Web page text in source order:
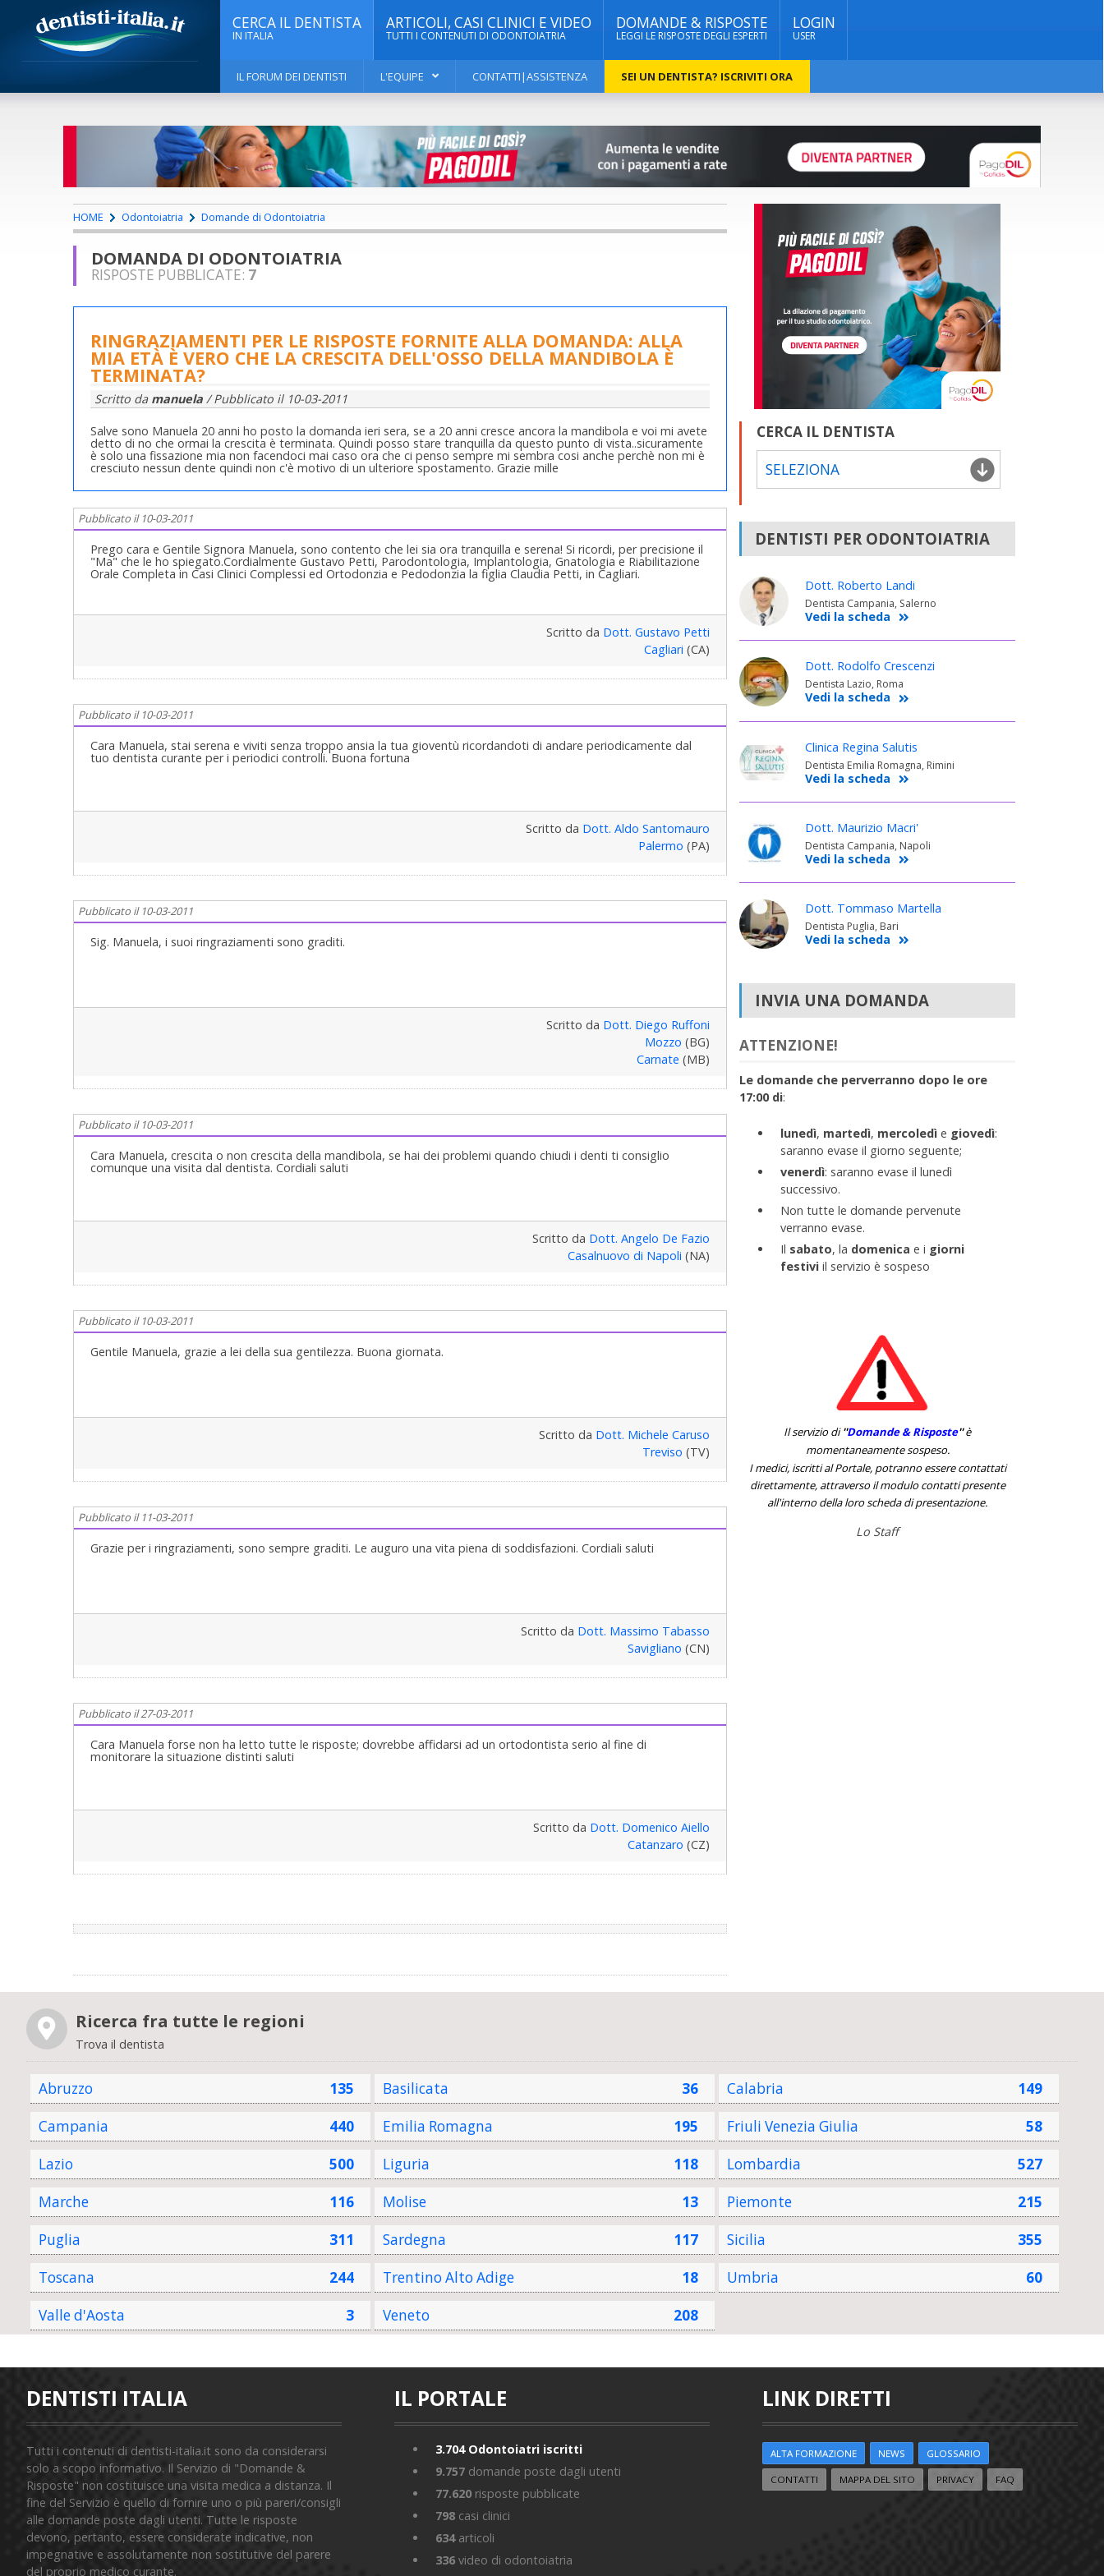
CERCA IL DENTISTA
IN ITALIA
ARTICOLI, CASI CLINICI E VIDEO
TUTTI I CONTENUTI DI ODONTOIATRIA
DOMANDE & RISPOSTE
LEGGI LE RISPOSTE DEGLI ESPERTI
LOGIN
USER
IL FORUM DEI DENTISTI L'EQUIPE CONTATTI|ASSISTENZA SEI UN DENTISTA? ISCRIVITI ORA
HOME Odontoiatria Domande di Odontoiatria
DOMANDA DI ODONTOIATRIA
RISPOSTE PUBBLICATE: 7
RINGRAZIAMENTI PER LE RISPOSTE FORNITE ALLA DOMANDA: ALLA
MIA ETÀ È VERO CHE LA CRESCITA DELL'OSSO DELLA MANDIBOLA È
TERMINATA?
Scritto da manuela / Pubblicato il 10-03-2011
Salve sono Manuela 20 anni ho posto la domanda ieri sera, se a 20 anni cresce ancora la mandibola e voi mi avete
detto di no che ormai la crescita è terminata. Quindi posso stare tranquilla da questo punto di vista..sicuramente
è solo una fissazione mia non facendoci mai caso ora che ci penso sempre mi sembra cosi anche perchè non mi è
cresciuto nessun dente quindi non c'è motivo di un ulteriore spostamento. Grazie mille
Pubblicato il 10-03-2011
Prego cara e Gentile Signora Manuela, sono contento che lei sia ora tranquilla e serena! Si ricordi, per precisione il
"Ma" che le ho spiegato.Cordialmente Gustavo Petti, Parodontologia, Implantologia, Gnatologia e Riabilitazione
Orale Completa in Casi Clinici Complessi ed Ortodonzia e Pedodonzia la figlia Claudia Petti, in Cagliari.
Scritto da Dott. Gustavo Petti
Cagliari (CA)
Pubblicato il 10-03-2011
Cara Manuela, stai serena e viviti senza troppo ansia la tua gioventù ricordandoti di andare periodicamente dal
tuo dentista curante per i periodici controlli. Buona fortuna
Scritto da Dott. Aldo Santomauro
Palermo (PA)
Pubblicato il 10-03-2011
Sig. Manuela, i suoi ringraziamenti sono graditi.
Scritto da Dott. Diego Ruffoni
Mozzo (BG)
Carnate (MB)
Pubblicato il 10-03-2011
Cara Manuela, crescita o non crescita della mandibola, se hai dei problemi quando chiudi i denti ti consiglio
comunque una visita dal dentista. Cordiali saluti
Scritto da Dott. Angelo De Fazio
Casalnuovo di Napoli (NA)
Pubblicato il 10-03-2011
Gentile Manuela, grazie a lei della sua gentilezza. Buona giornata.
Scritto da Dott. Michele Caruso
Treviso (TV)
Pubblicato il 11-03-2011
Grazie per i ringraziamenti, sono sempre graditi. Le auguro una vita piena di soddisfazioni. Cordiali saluti
Scritto da Dott. Massimo Tabasso
Savigliano (CN)
Pubblicato il 27-03-2011
Cara Manuela forse non ha letto tutte le risposte; dovrebbe affidarsi ad un ortodontista serio al fine di
monitorare la situazione distinti saluti
Scritto da Dott. Domenico Aiello
Catanzaro (CZ)
CERCA IL DENTISTA
SELEZIONA
DENTISTI PER ODONTOIATRIA
Dott. Roberto Landi
Dentista Campania, Salerno
Vedi la scheda
Dott. Rodolfo Crescenzi
Dentista Lazio, Roma
Vedi la scheda
Clinica Regina Salutis
Dentista Emilia Romagna, Rimini
Vedi la scheda
Dott. Maurizio Macri'
Dentista Campania, Napoli
Vedi la scheda
Dott. Tommaso Martella
Dentista Puglia, Bari
Vedi la scheda
INVIA UNA DOMANDA
ATTENZIONE!
Le domande che perverranno dopo le ore
17:00 di:
lunedì, martedì, mercoledì e giovedì:
saranno evase il giorno seguente;
venerdì: saranno evase il lunedì
successivo.
Non tutte le domande pervenute
verranno evase.
Il sabato, la domenica e i giorni
festiviil servizio è sospeso
Il servizio di''Domande & Risposte''è
momentaneamente sospeso.
I medici, iscritti al Portale, potranno essere contattati
direttamente, attraverso il modulo contatti presente
all'interno della loro scheda di presentazione.
Lo Staff
Ricerca fra tutte le regioni
Trova il dentista
Abruzzo 135 Basilicata 36 Calabria
149
Campania
440 Emilia Romagna 195 Friuli Venezia Giulia
58
Lazio
500 Liguria 118 Lombardia
527
Marche
116 Molise 13 Piemonte
215
Puglia
311 Sardegna 117 Sicilia
355
Toscana
244 Trentino Alto Adige 18 Umbria
60
Valle d'Aosta
3 Veneto 208
DENTISTI ITALIA
Tutti i contenuti di dentisti-italia.it sono da considerarsi
solo a scopo informativo. Il Servizio di "Domande &
Risposte" non costituisce una visita medica a distanza. Il
fine del Servizio è quello di fornire uno o più pareri/consigli
alle domande poste dagli utenti. Tutte le risposte
devono, pertanto, essere considerate indicative, non
impegnative e assolutamente non sostitutive del parere
del proprio medico curante.
IL PORTALE
3.704Odontoiatri iscritti
9.757 domande poste dagli utenti
77.620 risposte pubblicate
798 casi clinici
634articoli
336 video di odontoiatria
LINK DIRETTI
ALTA FORMAZIONE NEWS GLOSSARIO
CONTATTI MAPPA DEL SITO PRIVACY FAQ